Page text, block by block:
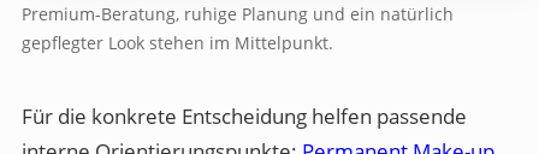
Premium-Beratung, ruhige Planung und ein natürlich
gepflegter Look stehen im Mittelpunkt.
Für die konkrete Entscheidung helfen passende